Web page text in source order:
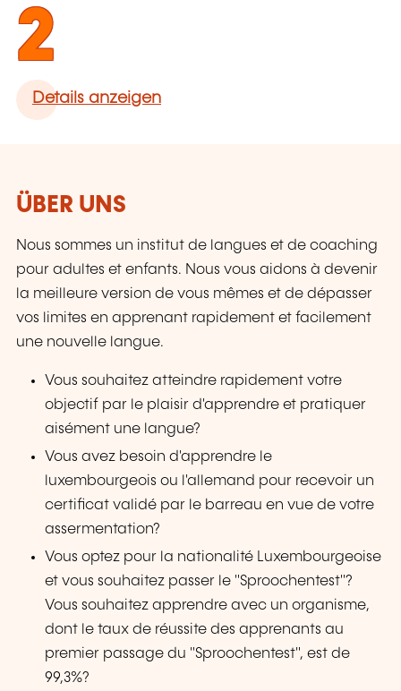
2
Details anzeigen
ÜBER UNS
Nous sommes un institut de langues et de coaching
pour adultes et enfants. Nous vous aidons à devenir
la meilleure version de vous mêmes et de dépasser
vos limites en apprenant rapidement et facilement
une nouvelle langue.
Vous souhaitez atteindre rapidement votre
objectif par le plaisir d'apprendre et pratiquer
aisément une langue?
Vous avez besoin d'apprendre le
luxembourgeois ou l'allemand pour recevoir un
certificat validé par le barreau en vue de votre
assermentation?
Vous optez pour la nationalité Luxembourgeoise
et vous souhaitez passer le "Sproochentest"?
Vous souhaitez apprendre avec un organisme,
dont le taux de réussite des apprenants au
premier passage du "Sproochentest", est de
99,3%?